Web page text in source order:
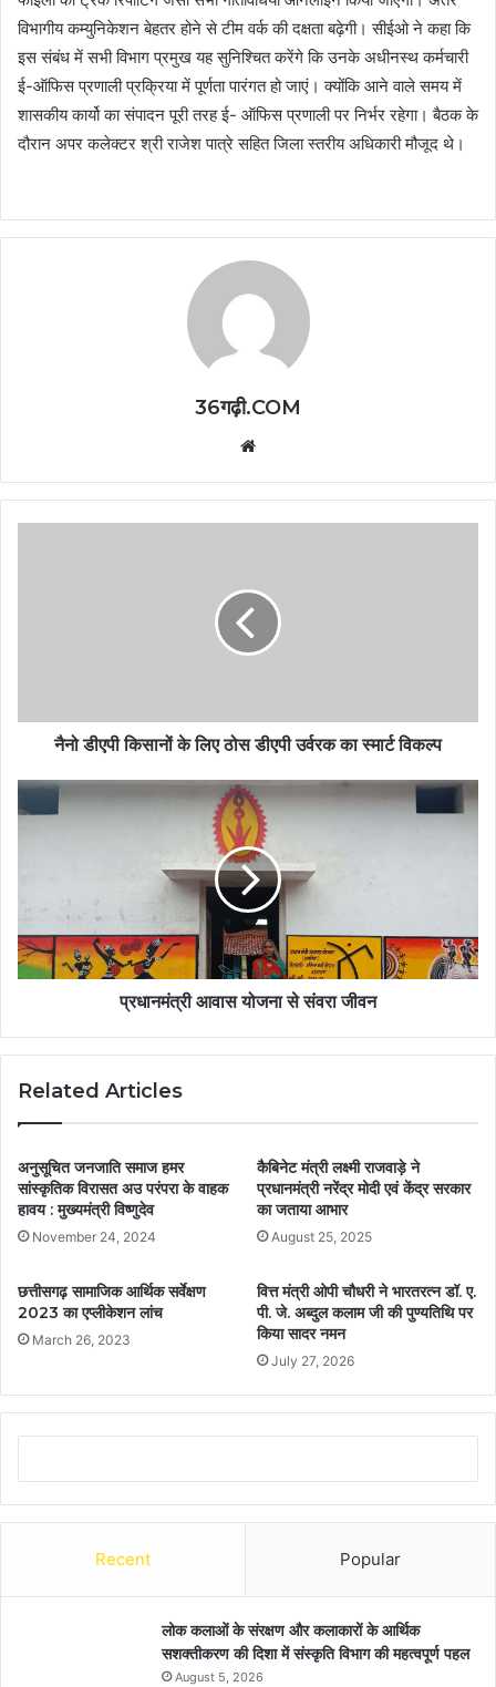
विभागीय कम्युनिकेशन बेहतर होने से टीम वर्क की दक्षता बढ़ेगी। सीईओ ने कहा कि
इस संबंध में सभी विभाग प्रमुख यह सुनिश्चित करेंगे कि उनके अधीनस्थ कर्मचारी
ई-ऑफिस प्रणाली प्रक्रिया में पूर्णता पारंगत हो जाएं। क्योंकि आने वाले समय में
शासकीय कार्यो का संपादन पूरी तरह ई- ऑफिस प्रणाली पर निर्भर रहेगा। बैठक के
दौरान अपर कलेक्टर श्री राजेश पात्रे सहित जिला स्तरीय अधिकारी मौजूद थे।
36गढ़ी.COM
नैनो डीएपी किसानों के लिए ठोस डीएपी उर्वरक का स्मार्ट विकल्प
प्रधानमंत्री आवास योजना से संवरा जीवन
Related Articles
अनुसूचित जनजाति समाज हमर
सांस्कृतिक विरासत अउ परंपरा के वाहक
हावय : मुख्यमंत्री विष्णुदेव
November 24, 2024
कैबिनेट मंत्री लक्ष्मी राजवाड़े ने
प्रधानमंत्री नरेंद्र मोदी एवं केंद्र सरकार
का जताया आभार
August 25, 2025
छत्तीसगढ़ सामाजिक आर्थिक सर्वेक्षण
2023 का एप्लीकेशन लांच
March 26, 2023
वित्त मंत्री ओपी चौधरी ने भारतरत्न डॉ. ए.
पी. जे. अब्दुल कलाम जी की पुण्यतिथि पर
किया सादर नमन
July 27, 2026
Recent Popular
लोक कलाओं के संरक्षण और कलाकारों के आर्थिक
सशक्तीकरण की दिशा में संस्कृति विभाग की महत्वपूर्ण पहल
August 5, 2026